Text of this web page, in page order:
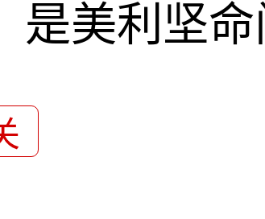
是美利坚